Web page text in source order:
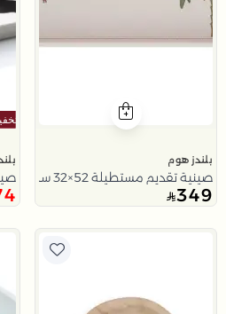
بلندز هوم
صينية تقديم مستطيلة 52×32 سم بيج من الخشب المضغوط والجلد الصناعي بطباعة زهور ونخلة من نقاء
349
صينية